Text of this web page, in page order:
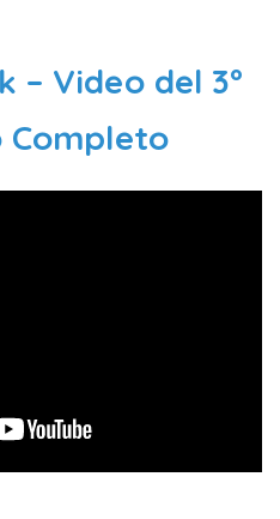
– Video del 3º
Completo